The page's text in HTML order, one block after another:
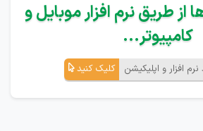
از طریق نرم افزار موبایل و
کامپیوتر...
افزار و اپلیکیشن کلیک کنید